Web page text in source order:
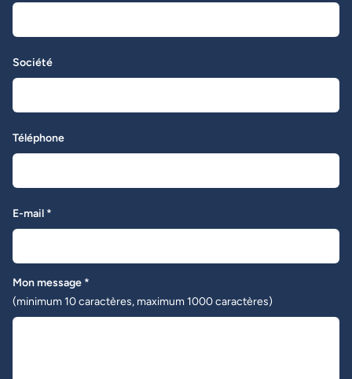
Société
Téléphone
E-mail *
Mon message *
(minimum 10 caractères, maximum 1000 caractères)